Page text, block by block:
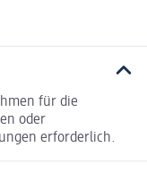
für die
oder
erforderlich.